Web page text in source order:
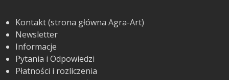
Kontakt (strona główna Agra-Art)
Newsletter
Informacje
Pytania i Odpowiedzi
Płatności i rozliczenia